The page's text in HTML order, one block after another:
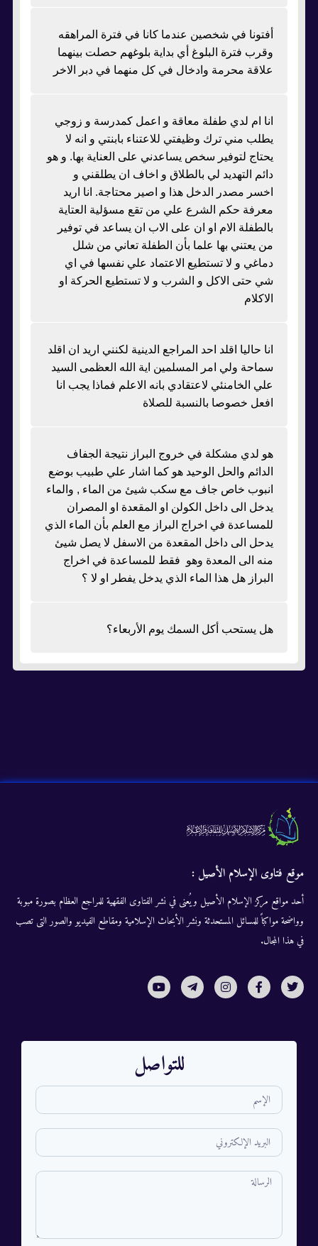
أفتونا في شخصين عندما كانا في فترة المراهقه
وقرب فترة البلوغ أي بداية بلوغهم حصلت بينهما
علاقة محرمة وادخال في كل منهما في دبر الاخر
انا ام لدي طفلة معاقة و اعمل كمدرسة و زوجي
يطلب مني ترك وظيفتي للاعتناء بابنتي و انه لا
يحتاج لتوفير سخص يساعدني على العناية بها. و هو
دائم التهديد لي بالطلاق و اخاف ان يطلقني و
اخسر مصدر الدخل هذا و اصير محتاجة. انا اريد
معرفة حكم الشرع علي من تقع مسؤلية العتاية
بالطفلة الام او ان على الاب ان يساعد في توفير
من يعتني بها علما بأن الطفلة تعاني من شلل
دماغي و لا تستطيع الاعتماد علي نفسها في اي
شي حتى الاكل و الشرب و لا تستطيع الحركة او
الاكلام
انا حاليا اقلد احد المراجع الدينية لكنني اريد ان اقلد
سماحة ولي امر المسلمين اية الله العظمى السيد
علي الخامنئي لاعتقادي بانه الاعلم فماذا يجب انا
افعل خصوصا بالنسبة للصلاة
هو لدي مشكلة في خروج البراز نتيجة الجفاف
الدائم والحل الوحيد هو كما اشار علي طبيب بوضع
انبوب خاص جاف مع سكب شيئ من الماء , والماء
يدخل الى داخل الكولن او المقعدة او المصران
للمساعدة في اخراج البراز مع العلم بأن الماء الذي
يدحل الى داخل المقعدة من الاسفل لا يصل شيئ
منه الى المعدة وهو فقط للمساعدة في اخراج
البراز هل هذا الماء الذي يدخل يفطر او لا ؟
هل يستحب أكل السمك يوم الأربعاء؟
موقع فتاوى الإسلام الأصيل :
أحد مواقع مركز الإسلام الأصيل ويُعنى في نشر الفتاوى الفقهية للمراجع العظام بصورة مبوبة
وواضحة مواكباً للمسائل المستحدثة ونشر الأبحاث الإسلامية ومقاطع الفيديو والصور التى تصب
في هذا المجال.
للتواصل